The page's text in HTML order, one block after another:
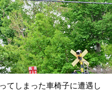
てしまった車椅子に遭遇し